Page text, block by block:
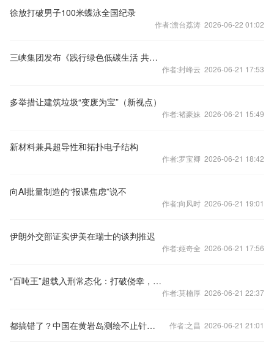
徐放打破男子100米蝶泳全国纪录
作者:澹台荔涛 2026-06-22 01:02
三峡集团发布《践行绿色低碳生活 共建人类美丽家园》倡议
作者:封峰云 2026-06-21 17:53
多举措让建筑垃圾“变废为宝”（新视点）
作者:褚豪妹 2026-06-21 15:49
新材料兼具超导性和拓扑电子结构
作者:罗宝卿 2026-06-21 18:42
向AI批量制造的“报课焦虑”说不
作者:向风时 2026-06-21 19:01
伊朗外交部证实伊美在瑞士的谈判推迟
作者:姬奇全 2026-06-21 17:56
“百吨王”超载入刑常态化：打破侥幸，筑牢道路安全法治底线
作者:莫楠厚 2026-06-21 22:37
都搞错了？中国在黄岩岛测绘不止针对菲律宾，更能对日本“锁喉” 作者:之昌 2026-06-21 21:01